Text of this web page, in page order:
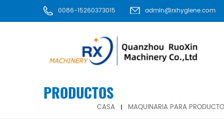
0086-15260373015 admin@rxhygiene.com
PRODUCTOS
CASA MAQUINARIA PARA